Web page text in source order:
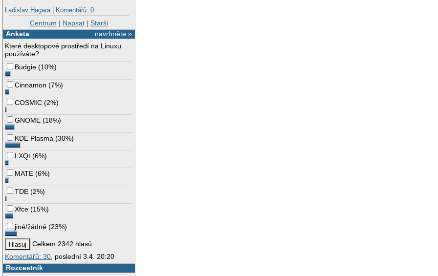
Ladislav Hagara| Komentářů: 0
Centrum | Napsat| Starší
navrhněte »
Anketa
Které desktopové prostředí na Linuxu
používáte?
Budgie (10%)
Cinnamon (7%)
COSMIC (2%)
GNOME (18%)
KDE Plasma (30%)
LXQt (6%)
MATE (6%)
TDE (2%)
Xfce (15%)
jiné/žádné (23%)
Celkem 2342 hlasů
Komentářů: 30 , poslední 3.4. 20:20
Rozcestník